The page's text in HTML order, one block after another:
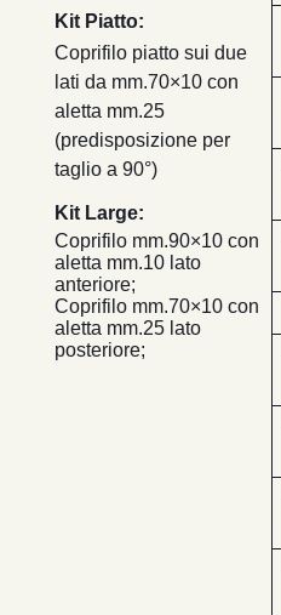
Kit Piatto:
Coprifilo piatto sui due
lati da mm.70×10 con
aletta mm.25
(predisposizione per
taglio a 90°)
Kit Large:
Coprifilo mm.90×10 con
aletta mm.10 lato
anteriore;
Coprifilo mm.70×10 con
aletta mm.25 lato
posteriore;